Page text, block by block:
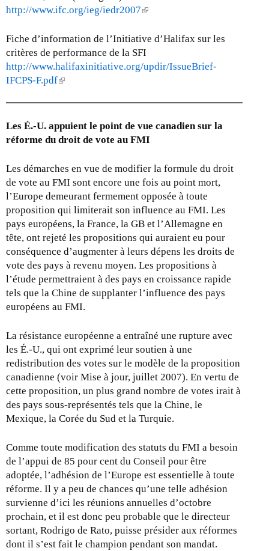
http://www.ifc.org/ieg/iedr2007(
i
n
k
e
t
r
n
a
l
)
Fiche d’information de l’Initiative d’Halifax sur les
critères de performance de la SFI
http://www.halifaxinitiative.org/updir/IssueBrief-
IFCPS-F.pdf(
n
k
e
e
r
)
Les É.-U. appuient le point de vue canadien sur la
réforme du droit de vote au FMI
Les démarches en vue de modifier la formule du droit
de vote au FMI sont encore une fois au point mort,
l’Europe demeurant fermement opposée à toute
proposition qui limiterait son influence au FMI. Les
pays européens, la France, la GB et l’Allemagne en
tête, ont rejeté les propositions qui auraient eu pour
conséquence d’augmenter à leurs dépens les droits de
vote des pays à revenu moyen. Les propositions à
l’étude permettraient à des pays en croissance rapide
tels que la Chine de supplanter l’influence des pays
européens au FMI.
La résistance européenne a entraîné une rupture avec
les É.-U., qui ont exprimé leur soutien à une
redistribution des votes sur le modèle de la proposition
canadienne (voir Mise à jour, juillet 2007). En vertu de
cette proposition, un plus grand nombre de votes irait à
des pays sous-représentés tels que la Chine, le
Mexique, la Corée du Sud et la Turquie.
Comme toute modification des statuts du FMI a besoin
de l’appui de 85 pour cent du Conseil pour être
adoptée, l’adhésion de l’Europe est essentielle à toute
réforme. Il y a peu de chances qu’une telle adhésion
survienne d’ici les réunions annuelles d’octobre
prochain, et il est donc peu probable que le directeur
sortant, Rodrigo de Rato, puisse présider aux réformes
dont il s’est fait le champion pendant son mandat.